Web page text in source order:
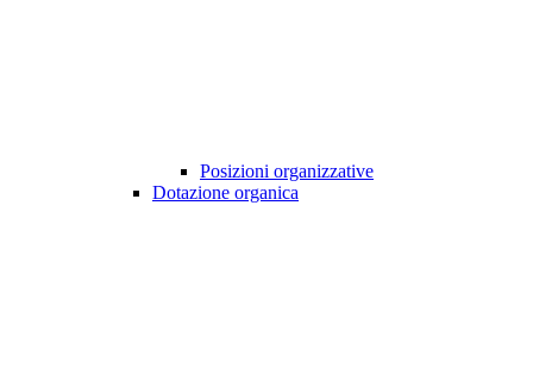
Posizioni organizzative
Dotazione organica